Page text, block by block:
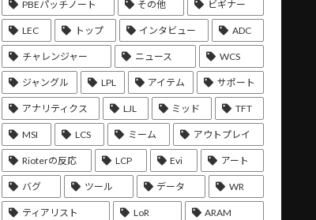
PBEパッチノート その他 ビギナー
LEC トップ インタビュー ADC
チャレンジャー ニュース WCS
ジャングル LPL アイテム サポート
アナリティクス LJL ミッド TFT
MSI LCS ミーム アウトプレイ
Rioterの反応 LCP Evi アート
バグ ツール データ WR
ティアリスト LoR ARAM